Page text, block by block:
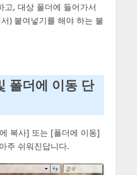
고, 대상 폴더에 들어가서
) 붙여넣기를 해야 하는 불
폴더에 이동 단
복사] 또는 [폴더에 이동]
주 쉬워진답니다.